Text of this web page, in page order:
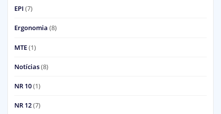
EPI (7)
Ergonomia (8)
MTE(1)
Notícias(8)
NR 10(1)
NR 12(7)